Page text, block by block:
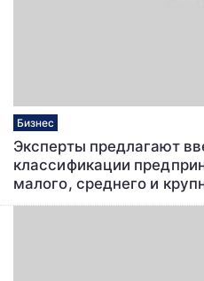
Бизнес
Эксперты предлагают
классификации
малого, среднего и